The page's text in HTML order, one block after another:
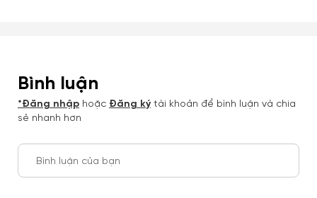
Bình luận
*Đăng nhập hoặc Đăng ký tài khoản để bình luận và chia
sẻ nhanh hơn
Bình luận của bạn